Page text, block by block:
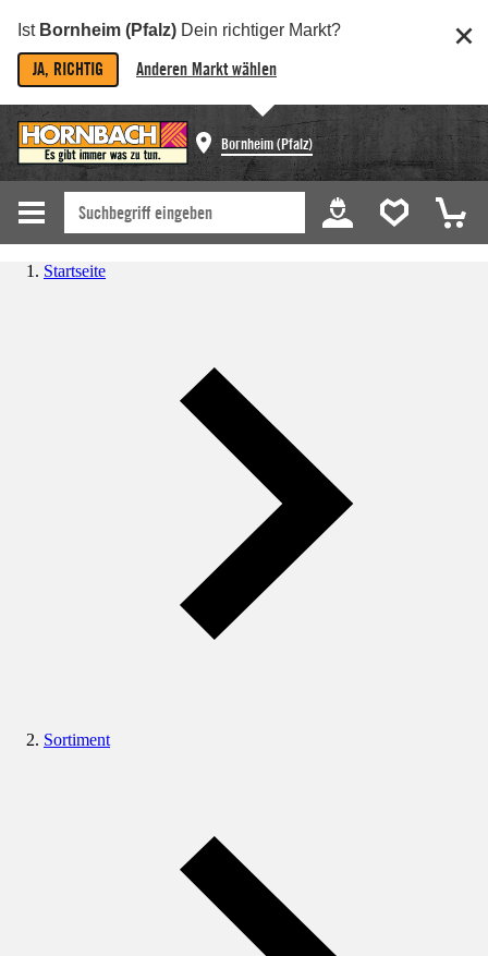
Ist Bornheim (Pfalz) Dein richtiger Markt?
JA, RICHTIG Anderen Markt wählen
Bornheim (Pfalz)
Startseite
Sortiment